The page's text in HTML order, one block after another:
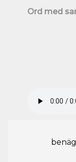
Ord med